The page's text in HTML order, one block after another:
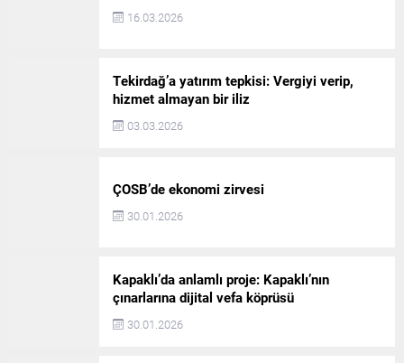
16.03.2026
Tekirdağ’a yatırım tepkisi: Vergiyi verip,
hizmet almayan bir iliz
03.03.2026
ÇOSB’de ekonomi zirvesi
30.01.2026
Kapaklı’da anlamlı proje: Kapaklı’nın
çınarlarına dijital vefa köprüsü
30.01.2026